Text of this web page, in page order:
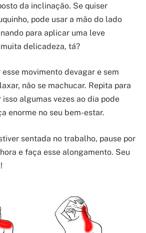
da inclinação. Se quiser
pode usar a mão do lado
para aplicar uma leve
delicadeza, tá?
movimento devagar e sem
não se machucar. Repita para
algumas vezes ao dia pode
enorme no seu bem-estar.
sentada no trabalho, pause por
e faça esse alongamento. Seu